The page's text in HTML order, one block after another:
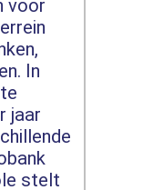
voor
In
jaar
stelt